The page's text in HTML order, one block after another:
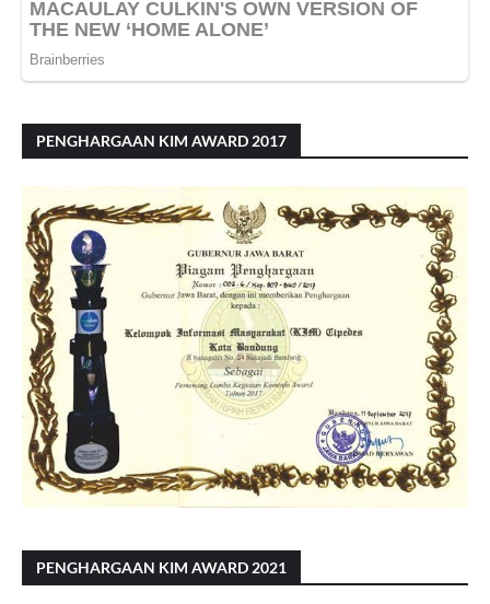
PENGHARGAAN KIM AWARD 2017
PENGHARGAAN KIM AWARD 2021